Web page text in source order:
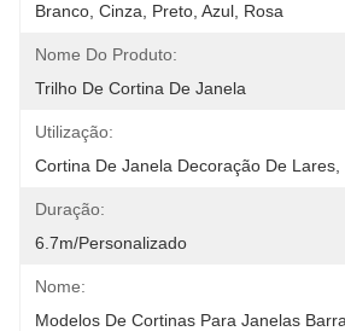
Branco, Cinza, Preto, Azul, Rosa
Nome Do Produto:
Trilho De Cortina De Janela
Utilização:
Cortina De Janela Decoração De
Duração:
6.7m/personalizado
Nome:
Modelos De Cortinas Para Janelas